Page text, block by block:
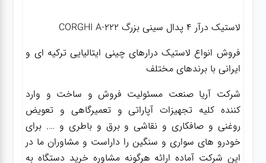
لاستیک درآر ۴ پدال سینی بزرگ CORGHI A-222
فروش انواع لاستیک درارهای چینی ایتالیایی ترکیه ای و
ایرانی با برندهای مختلف
شرکت آریا صنعت مسئولیت فروش و ساخت و وارد
کننده کلیه تجهیزات آپاراتی و تعمیرگاهی و تعویض
روغنی و صافکاری و نقاشی و برق و باطری و …. برای
خودرو های سواری و سنگین را داراست و مشاوران ما در
این شرکت آماده ارائه هرگونه مشاوره خرید دستگاه به